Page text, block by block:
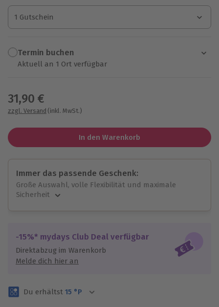
1 Gutschein
1 Gutschein
1 Gutschein
Termin buchen
Aktuell an 1 Ort verfügbar
31,90 €
zzgl. Versand (inkl. MwSt.)
In den Warenkorb
Immer das passende Geschenk:
Große Auswahl, volle Flexibilität und maximale
Sicherheit
Jeder Gutschein für alle Erlebnisse einlösbar.
Maximale Sicherheit
3 Jahre gültig & verlängerbar.
-15%* mydays Club Deal verfügbar
Direktabzug im Warenkorb
Melde dich hier an
Du erhältst 15 °P